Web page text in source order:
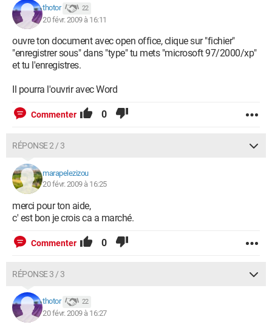
thotor 22
20 févr. 2009 à 16:11
ouvre ton document avec open office, clique sur "fichier"
"enregistrer sous" dans "type" tu mets "microsoft 97/2000/xp"
et tu l'enregistres.
Il pourra l'ouvrir avec Word
Commenter 0
RÉPONSE 2 / 3
marapelezizou
20 févr. 2009 à 16:25
merci pour ton aide,
c' est bon je crois ca a marché.
Commenter 0
RÉPONSE 3 / 3
thotor 22
20 févr. 2009 à 16:27